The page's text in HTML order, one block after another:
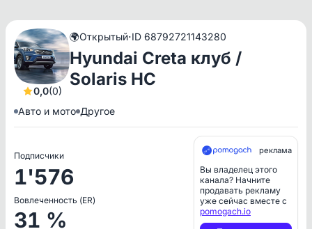
0,0(0)
🌍Открытый·ID 68792721143280
Hyundai Creta клуб /
Solaris HC
Авто и мото Другое
Подписчики
1'576
Вовлеченность (ER)
31 %
реклама
Вы владелец этого
канала? Начните
продавать рекламу
уже сейчас вместе с
pomogach.io